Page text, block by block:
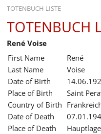
TOTENBUCH LISTE
STARTSEITE
AUSSTELLUNGEN
GESCHICHTE
BILDUNG
FORSCHUNG
SERVICE
TOTENBUCH
René Voise
First Name
René
Last Name
Voise
Date of Birth
Place of Birth
Saint
Country of Birth
Date of Death
Place of Death